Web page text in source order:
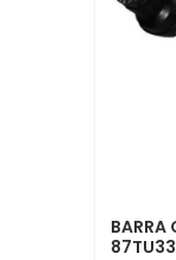
BARRA